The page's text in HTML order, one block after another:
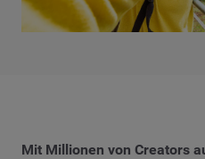
Mit Millionen von Creators